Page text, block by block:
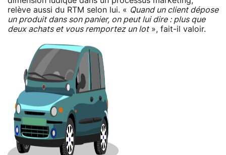
relève aussi du RTM selon lui. « Quand un client dépose
un produit dans son panier, on peut lui dire : plus que
deux achats et vous remportez un lot», fait-il valoir.